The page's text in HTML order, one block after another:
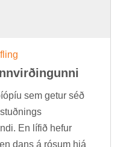
sem get­ur séð
En líf­ið hef­ur
dans á rós­um hjá